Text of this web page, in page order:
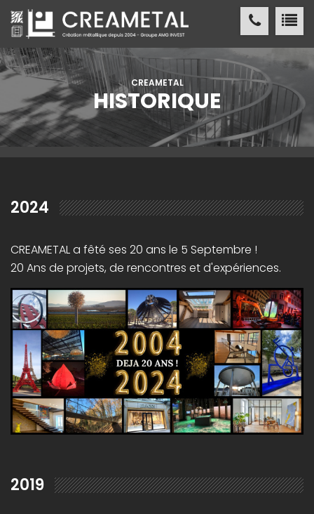
CREAMETAL Création métallique
ACCUEIL
CREAMETAL
FABRICATION MÉTALLIQUE
NOSRÉFÉRENCES
ACTUALITÉS/ PRESSE
CONTACT
CREAMETAL
HISTORIQUE
2024
CREAMETAL a fêté ses 20 ans le 5 Septembre !
20 Ans de projets, de rencontres et d'expériences.
2019